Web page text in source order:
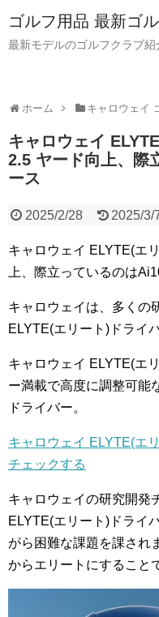
ゴルフ用品 最新ゴ
最新モデルのゴルフクラブ
ホーム キャロウェイ
キャロウェイ
2.5 ヤード向上、際
ース
2025/2/28 2025/3/
キャロウェイ ELYTE(エ
上、際立っているのは
キャロウェイは、多くの
ELYTE(エリート)ドライ
キャロウェイ ELYTE(エ
ー満載で高度に調整可能
ドライバー。
キャロウェイ ELYTE(エ
チェックする
キャロウェイの研究開発
ELYTE(エリート)ドライ
がら困難な課題を課され
からエリートにすること